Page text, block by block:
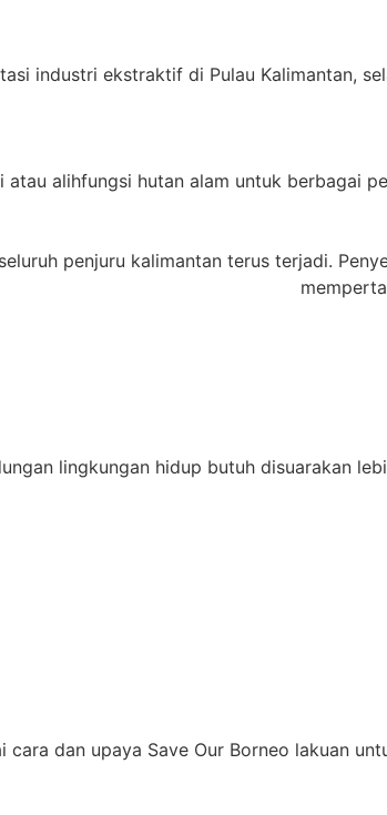
industri ekstraktif di Pulau Kalimantan,
atau alihfungsi hutan alam untuk berbagai
penjuru kalimantan terus terjadi.
lingkungan hidup butuh disuarakan
cara dan upaya Save Our Borneo lakuan